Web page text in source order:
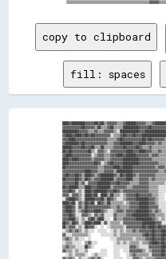
copy to clipboard
fill: spaces